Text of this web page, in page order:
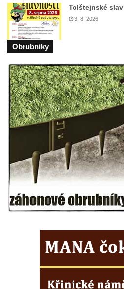
Budějovicích
Sochy brouků u Mlýnské stoky v
Budějovicích
Socha svatého Vincence
Budějovicích
Socha svatého Zachariáše na
kláštera dominikánů v Českých
Budějovicích
Socha svatého Josefa na nádvoří
dominikánů v Českých
Socha svaté Anny na nádvoří
dominikánů v Českých
Socha svatého Dominika na
kláštera dominikánů v Českých
Budějovicích
Českých Budějovicích
Socha svatého Václava u
Tolštejnské
3. 8. 2026
Obrubniky